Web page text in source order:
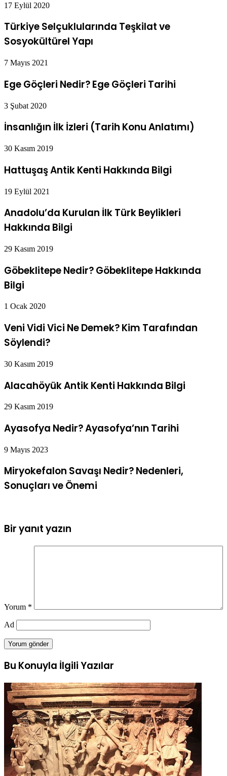
17 Eylül 2020
Türkiye Selçuklularında Teşkilat ve
Sosyokültürel Yapı
7 Mayıs 2021
Ege Göçleri Nedir? Ege Göçleri Tarihi
3 Şubat 2020
İnsanlığın İlk İzleri (Tarih Konu Anlatımı)
30 Kasım 2019
Hattuşaş Antik Kenti Hakkında Bilgi
19 Eylül 2021
Anadolu’da Kurulan İlk Türk Beylikleri
Hakkında Bilgi
29 Kasım 2019
Göbeklitepe Nedir? Göbeklitepe Hakkında
Bilgi
1 Ocak 2020
Veni Vidi Vici Ne Demek? Kim Tarafından
Söylendi?
30 Kasım 2019
Alacahöyük Antik Kenti Hakkında Bilgi
29 Kasım 2019
Ayasofya Nedir? Ayasofya’nın Tarihi
9 Mayıs 2023
Miryokefalon Savaşı Nedir? Nedenleri,
Sonuçları ve Önemi
Bir yanıt yazın
Yorum *
Ad
Bu Konuyla İlgili Yazılar